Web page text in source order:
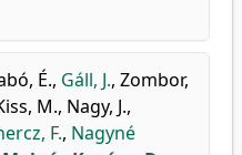
É., Gáll, J., Zombor,
M., Nagy, J.,
F., Nagyné